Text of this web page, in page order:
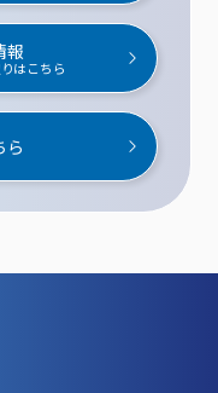
報
はこちら
ら